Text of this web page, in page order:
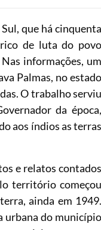
que há cinquenta
de luta do povo
informações, um
Palmas, no estado
O trabalho serviu
da época,
aos índios as terras
e relatos contados
território começou
ainda em 1949.
urbana do município